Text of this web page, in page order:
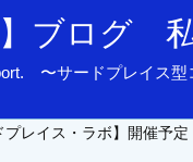
】ブログ
〜サードプレイス
プレイス・ラボ】開催予定